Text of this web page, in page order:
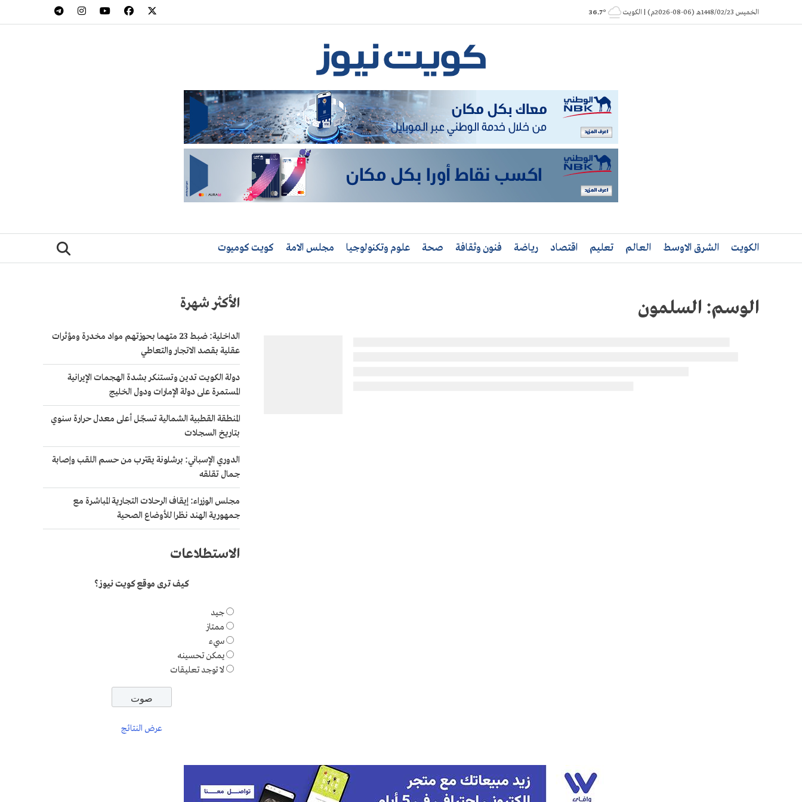
to
الخميس 1448/02/23هـ (06-08-2026م) | الكويت ° 36.7
الكويت الشرق الاوسط العالم تعليم اقتصاد رياضة فنون وثقافة صحة علوم وتكنولوجيا مجلس الامة كويت كوميوت
الوسم: السلمون الأكثر شهرة
الداخلية: ضبط 23 متهما بحوزتهم مواد مخدرة ومؤثرات
عقلية بقصد الاتجار والتعاطي
دولة الكويت تدين وتستنكر بشدة الهجمات الإيرانية
المستمرة على دولة الإمارات ودول الخليج
المنطقة القطبية الشمالية تسجّل أعلى معدل حرارة سنوي
بتاريخ السجلات
الدوري الإسباني: برشلونة يقترب من حسم اللقب وإصابة
جمال تقلقه
مجلس الوزراء: إيقاف الرحلات التجارية المباشرة مع
جمهورية الهند نظرا للأوضاع الصحية
الاستطلاعات
كيف ترى موقع كويت نيوز؟
جيد
ممتاز
سيء
يمكن تحسينه
لا توجد تعليقات
عرض النتائج